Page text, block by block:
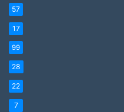
57
17
99
28
22
7